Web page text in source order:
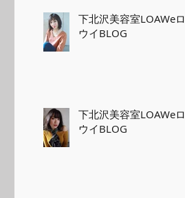
下北沢美容室LOAWeロ
ウイBLOG
下北沢美容室LOAWeロ
ウイBLOG